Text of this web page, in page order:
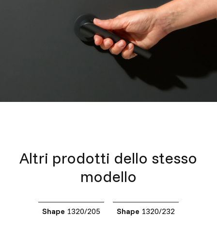
Altri prodotti dello stesso
modello
Shape 1320/205 Shape 1320/232